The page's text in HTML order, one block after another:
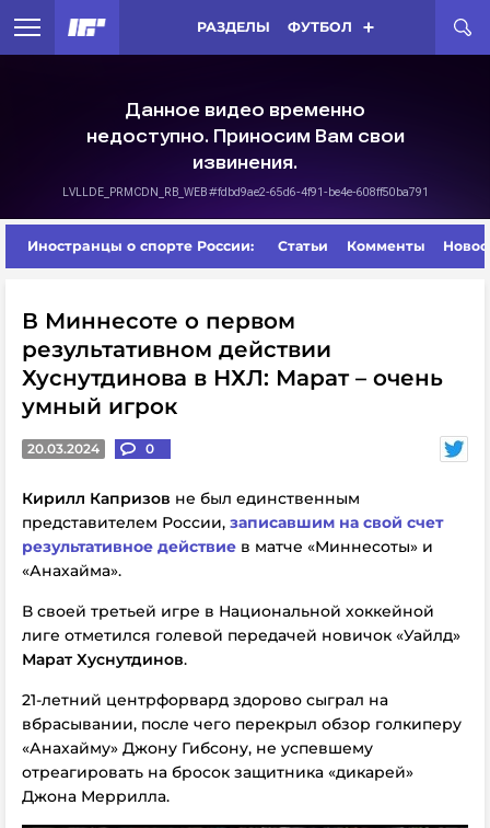
РАЗДЕЛЫ ФУТБОЛ
Иностранцы о спорте России: Статьи Комменты
В Миннесоте о первом
результативном действии
Хуснутдинова в НХЛ: Марат – очень
умный игрок
20.03.2024 0
Кирилл Капризов не был единственным
представителем России, записавшим на свой счет
результативное действие в матче «Миннесоты» и
«Анахайма».
В своей третьей игре в Национальной хоккейной
лиге отметился голевой передачей новичок «Уайлд»
Марат Хуснутдинов.
21-летний центрфорвард здорово сыграл на
вбрасывании, после чего перекрыл обзор голкиперу
«Анахайму» Джону Гибсону, не успевшему
отреагировать на бросок защитника «дикарей»
Джона Меррилла.